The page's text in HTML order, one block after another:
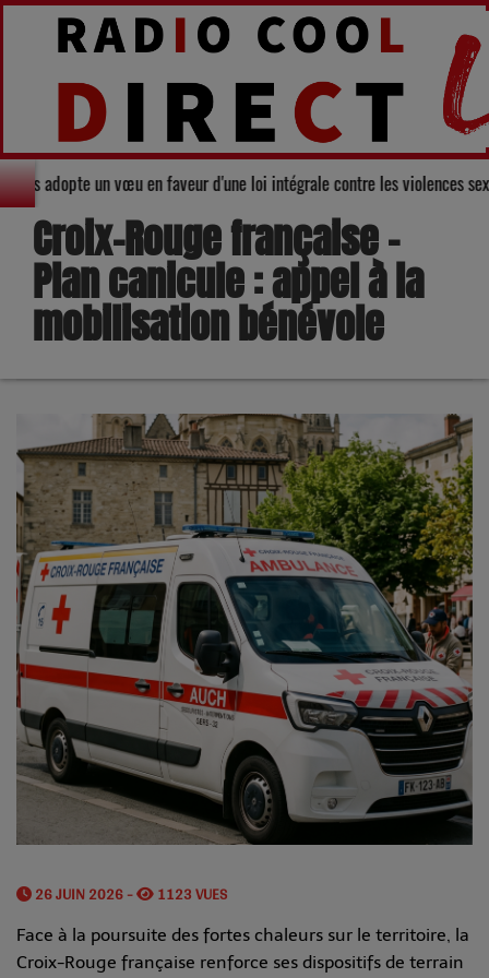
départemental du Gers adopte un vœu en faveur d'une loi intégrale
Croix-Rouge française –
Plan canicule : appel à la
mobilisation bénévole
26 JUIN 2026 - 1123 VUES
Face à la poursuite des fortes chaleurs sur le territoire, la
Croix-Rouge française renforce ses dispositifs de terrain